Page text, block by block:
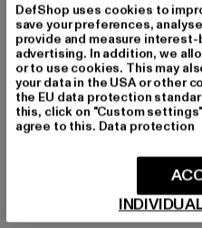
Art.Nr: MT2029-00220
Hersteller: TB International
Dr.-Robert-Murjahn-Straße
DE
GRÖSSE & PASSFORM
PFLEGEHINWEISE
DefShop uses cookies to
save your preferences,
provide and measure
advertising. In addition, we
or to use cookies. This may
your data in the USA or other
the EU data protection
this, click on "Custom
agree to this. Data protection